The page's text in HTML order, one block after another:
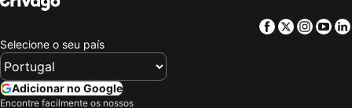
Facebook
Twitter
Selecione o seu país
Adicionar no Google
Encontre facilmente os nossos